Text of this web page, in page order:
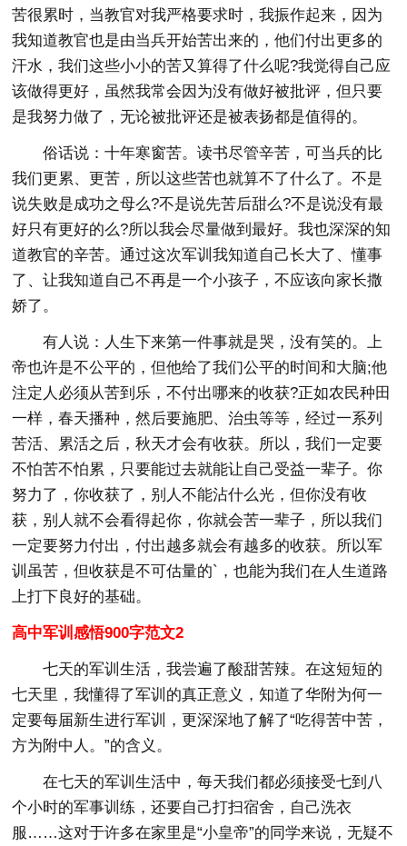
苦很累时，当教官对我严格要求时，我振作起来，因为
我知道教官也是由当兵开始苦出来的，他们付出更多的
汗水，我们这些小小的苦又算得了什么呢?我觉得自己应
该做得更好，虽然我常会因为没有做好被批评，但只要
是我努力做了，无论被批评还是被表扬都是值得的。
俗话说：十年寒窗苦。读书尽管辛苦，可当兵的比
我们更累、更苦，所以这些苦也就算不了什么了。不是
说失败是成功之母么?不是说先苦后甜么?不是说没有最
好只有更好的么?所以我会尽量做到最好。我也深深的知
道教官的辛苦。通过这次军训我知道自己长大了、懂事
了、让我知道自己不再是一个小孩子，不应该向家长撒
娇了。
有人说：人生下来第一件事就是哭，没有笑的。上
帝也许是不公平的，但他给了我们公平的时间和大脑;他
注定人必须从苦到乐，不付出哪来的收获?正如农民种田
一样，春天播种，然后要施肥、治虫等等，经过一系列
苦活、累活之后，秋天才会有收获。所以，我们一定要
不怕苦不怕累，只要能过去就能让自己受益一辈子。你
努力了，你收获了，别人不能沾什么光，但你没有收
获，别人就不会看得起你，你就会苦一辈子，所以我们
一定要努力付出，付出越多就会有越多的收获。所以军
训虽苦，但收获是不可估量的`，也能为我们在人生道路
上打下良好的基础。
高中军训感悟900字范文2
七天的军训生活，我尝遍了酸甜苦辣。在这短短的
七天里，我懂得了军训的真正意义，知道了华附为何一
定要每届新生进行军训，更深深地了解了“吃得苦中苦，
方为附中人。”的含义。
在七天的军训生活中，每天我们都必须接受七到八
个小时的军事训练，还要自己打扫宿舍，自己洗衣
服……这对于许多在家里是“小皇帝”的同学来说，无疑不